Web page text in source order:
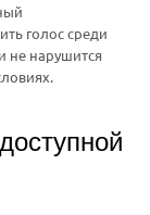
голос среди
не нарушится